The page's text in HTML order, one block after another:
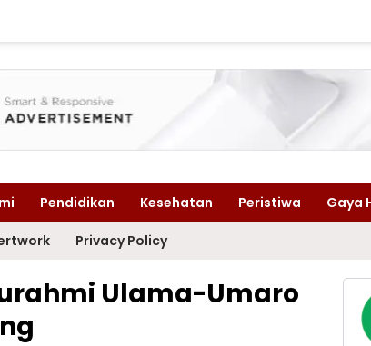
Pendidikan Kesehatan Peristiwa Gaya
Privacy Policy
Ulama-Umaro